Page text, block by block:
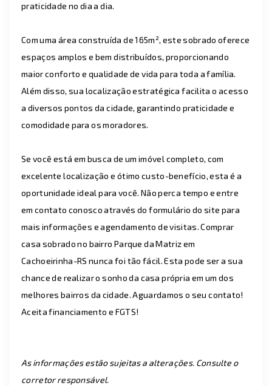
praticidade no dia a dia.
Com uma área construída de 165m², este sobrado oferece
espaços amplos e bem distribuídos, proporcionando
maior conforto e qualidade de vida para toda a família.
Além disso, sua localização estratégica facilita o acesso
a diversos pontos da cidade, garantindo praticidade e
comodidade para os moradores.
Se você está em busca de um imóvel completo, com
excelente localização e ótimo custo-benefício, esta é a
oportunidade ideal para você. Não perca tempo e entre
em contato conosco através do formulário do site para
mais informações e agendamento de visitas. Comprar
casa sobrado no bairro Parque da Matriz em
Cachoeirinha-RS nunca foi tão fácil. Esta pode ser a sua
chance de realizar o sonho da casa própria em um dos
melhores bairros da cidade. Aguardamos o seu contato!
Aceita financiamento e FGTS!
As informações estão sujeitas a alterações. Consulte o
corretor responsável.